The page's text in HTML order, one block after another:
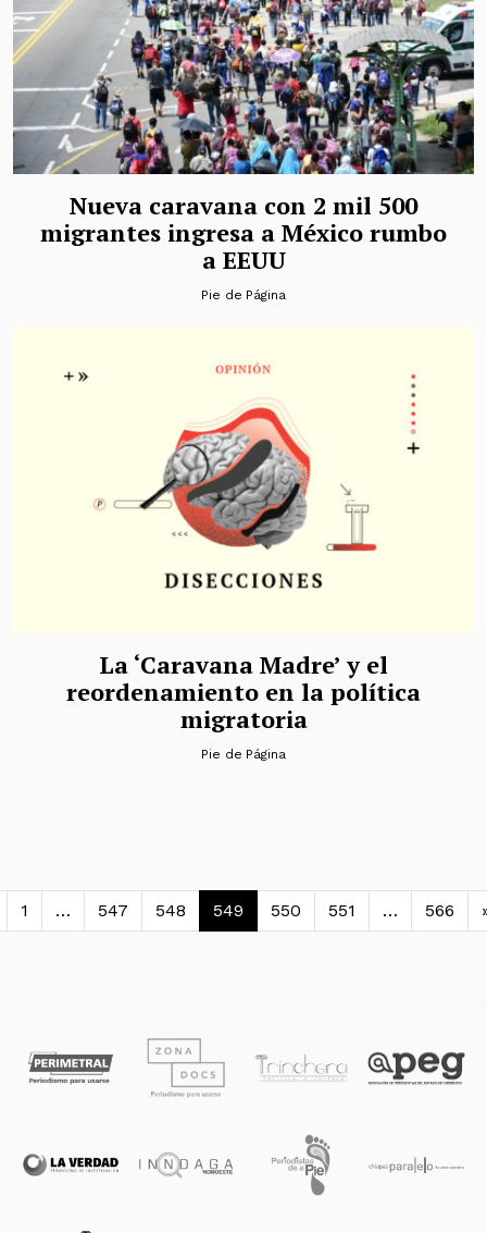
Nueva caravana con 2 mil 500
migrantes ingresa a México rumbo
a EEUU
Pie de Página
La ‘Caravana Madre’ y el
reordenamiento en la política
migratoria
Pie de Página
de entradas
1 … 547 548 549 550 551 … 566